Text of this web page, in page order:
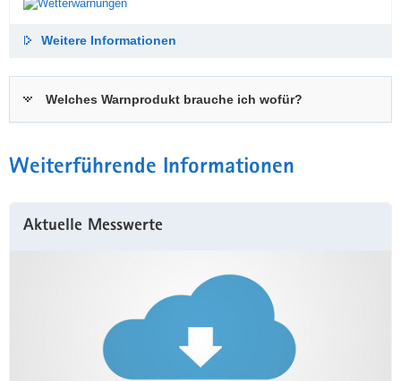
Weitere Informationen
Welches Warnprodukt brauche ich wofür?
Weiterführende Informationen
Aktuelle Messwerte